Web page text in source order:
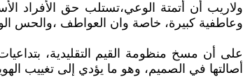
ولاريب أن أتمتة الوعي،تستلب حق الأفراد
وعاطفية كبيرة، خاصة وان العواطف ،والحس
على أن مسخ منظومة القيم التقليدية،
أصالتها في الصميم، وهو ما يؤدي إلى تغييب